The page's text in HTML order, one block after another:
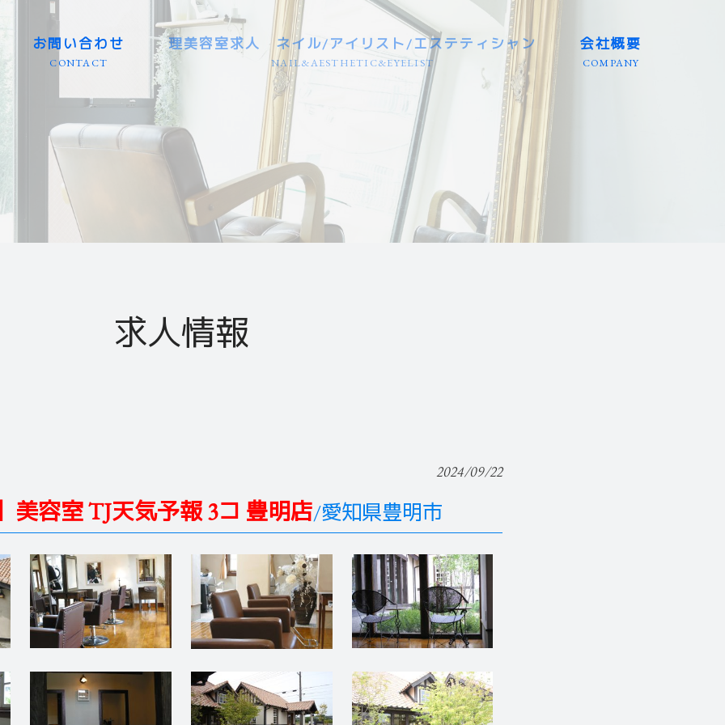
お問い合わせ
CONTACT
理美容室求人 ネイル/アイリスト/エステティシャン
NAIL&AESTHETIC&EYELIST
東海エリア（大型店） 愛知/三重/静岡等
東海エリア（個人店） 愛知/三重/静岡等
岐阜県エリア（大型店・個人店）
業務委託（東海エリア） 愛知/岐阜/三重
カット専門（美容室） 全国エリア
理容室（バーバー） 全国エリア
カラーリスト（専門店） 全国エリア
アイリスト（専門店） 全国エリア
ネイリスト（専門店） 全国エリア
エステティシャン（専門店） 全国エリア
関東エリア 群馬/栃木/茨城/埼玉等
関西エリア 京都/滋賀/大阪/兵庫等
北海道・東北エリア 青森/秋田/岩手
九州・沖縄エリア 福岡/長崎/大分/沖縄
信越・北陸エリア 新潟/長野/富山等
中国・四国エリア 広島/山口/徳島等
会社概要
COMPANY
求人情報
2024/09/22
美容室 TJ天気予報 3コ 豊明店/愛知県豊明市